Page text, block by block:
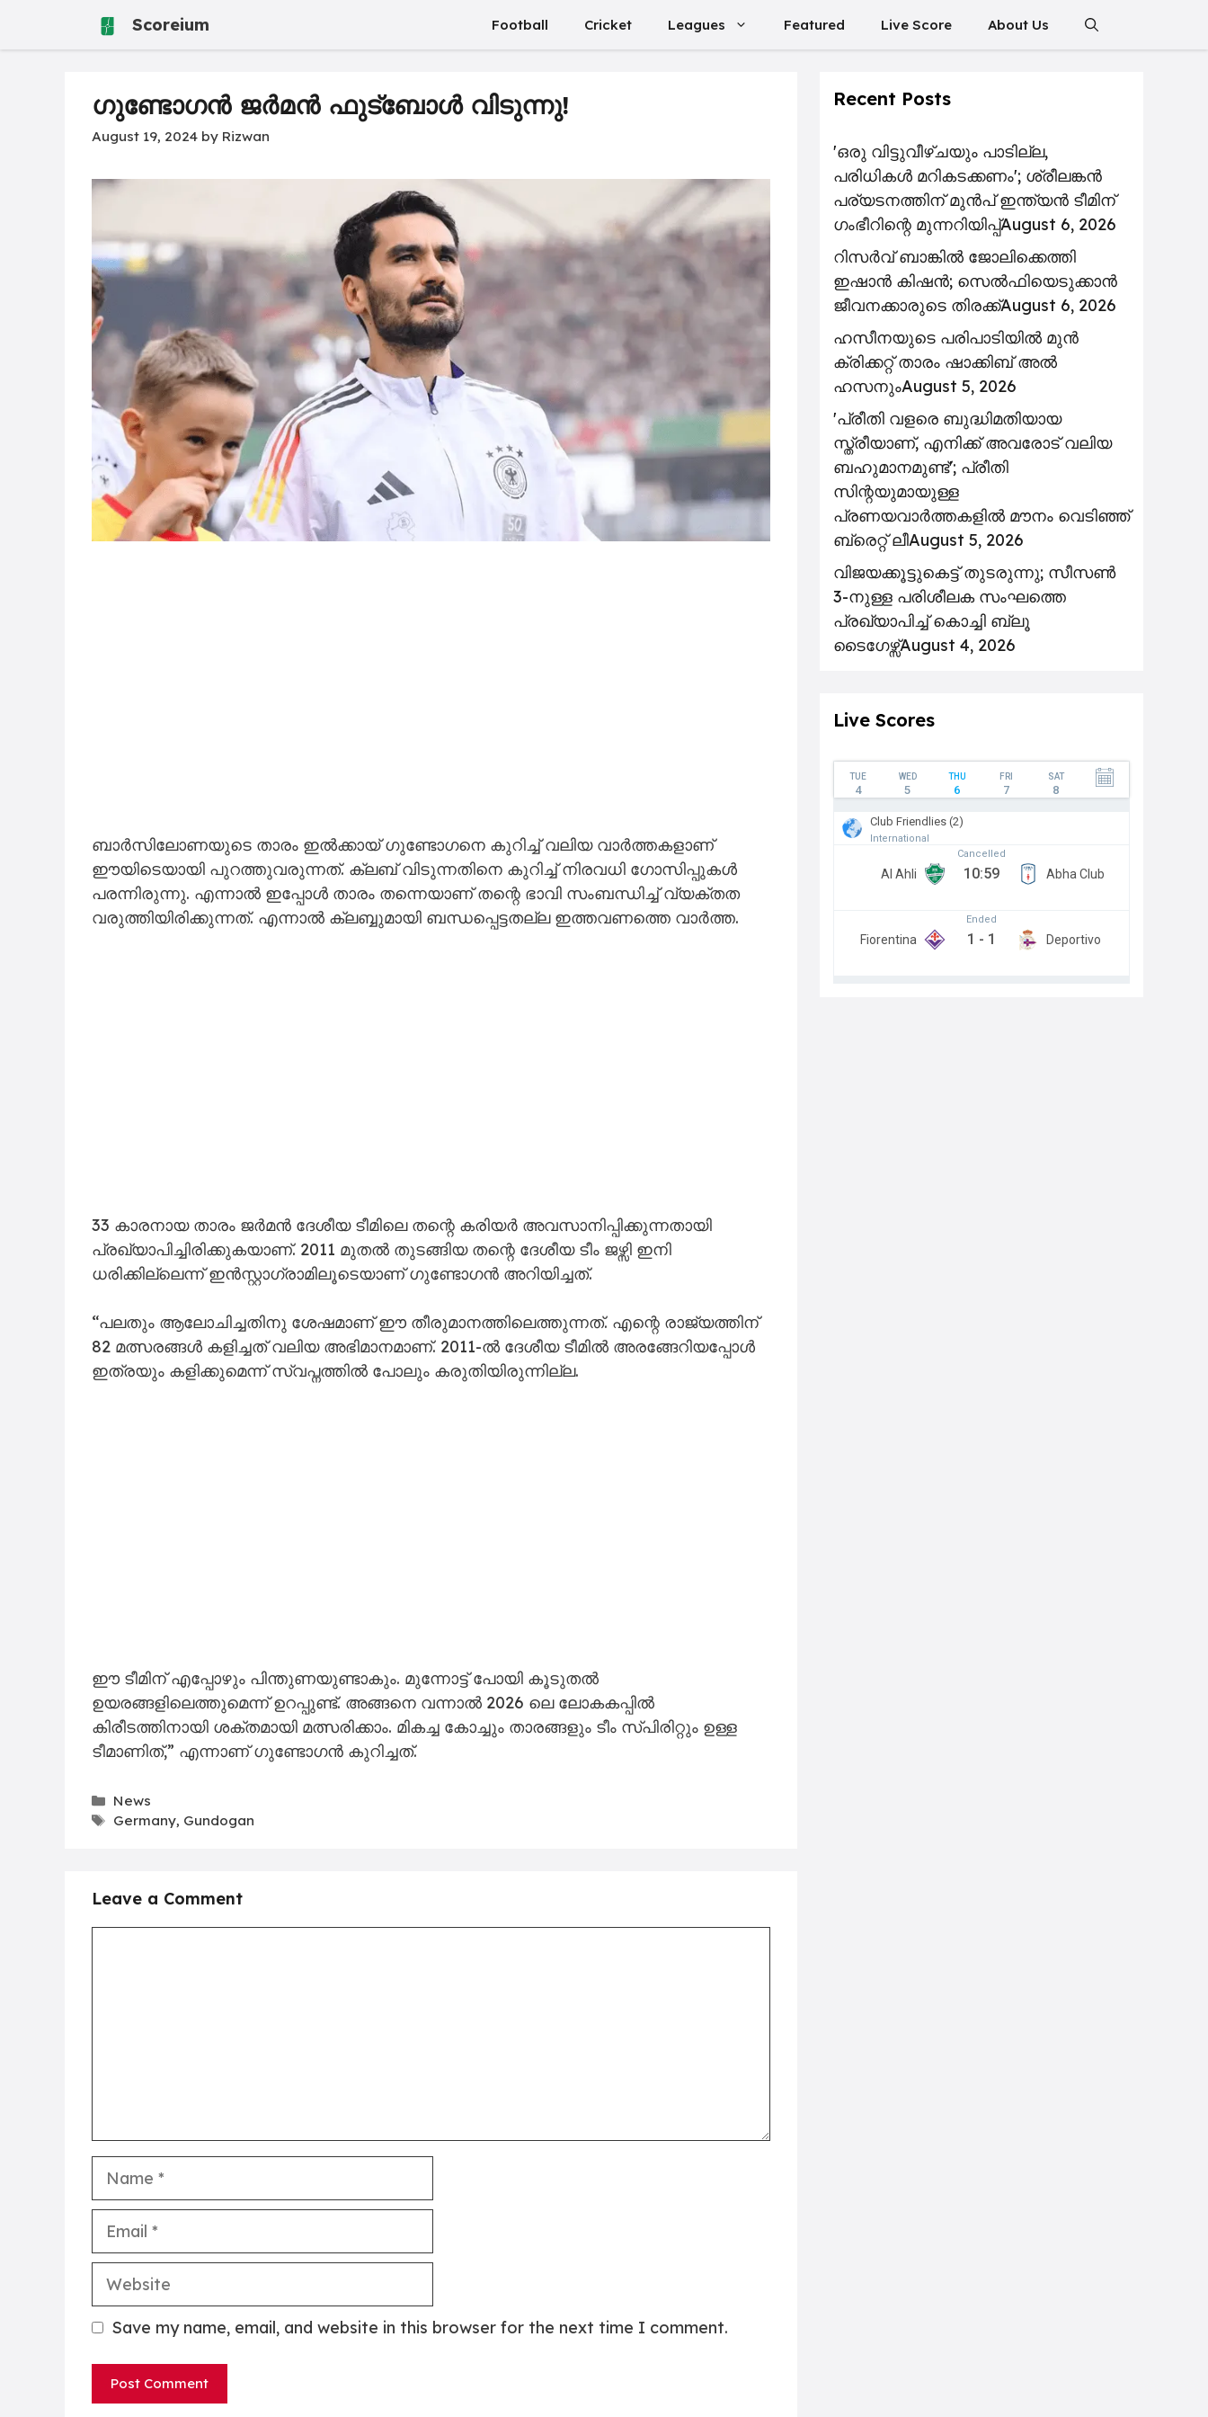
Scoreium Football Cricket Leagues Featured Live Score About Us
ഗുണ്ടോഗൻ ജർമൻ ഫുട്ബോൾ വിടുന്നു!
August 19, 2024 by Rizwan
ബാർസിലോണയുടെ താരം ഇൽക്കായ് ഗുണ്ടോഗനെ കുറിച്ച് വലിയ വാർത്തകളാണ്
ഈയിടെയായി പുറത്തുവരുന്നത്. ക്ലബ് വിടുന്നതിനെ കുറിച്ച് നിരവധി ഗോസിപ്പുകൾ
പരന്നിരുന്നു. എന്നാൽ ഇപ്പോൾ താരം തന്നെയാണ് തന്റെ ഭാവി സംബന്ധിച്ച് വ്യക്തത
വരുത്തിയിരിക്കുന്നത്. എന്നാൽ ക്ലബ്ബുമായി ബന്ധപ്പെട്ടതല്ല ഇത്തവണത്തെ വാർത്ത.
33 കാരനായ താരം ജർമൻ ദേശീയ ടീമിലെ തന്റെ കരിയർ അവസാനിപ്പിക്കുന്നതായി
പ്രഖ്യാപിച്ചിരിക്കുകയാണ്. 2011 മുതൽ തുടങ്ങിയ തന്റെ ദേശീയ ടീം ജഴ്സി ഇനി
ധരിക്കില്ലെന്ന് ഇൻസ്റ്റാഗ്രാമിലൂടെയാണ് ഗുണ്ടോഗൻ അറിയിച്ചത്.
“പലതും ആലോചിച്ചതിനു ശേഷമാണ് ഈ തീരുമാനത്തിലെത്തുന്നത്. എന്റെ രാജ്യത്തിന്
82 മത്സരങ്ങൾ കളിച്ചത് വലിയ അഭിമാനമാണ്. 2011-ൽ ദേശീയ ടീമിൽ അരങ്ങേറിയപ്പോൾ
ഇത്രയും കളിക്കുമെന്ന് സ്വപ്നത്തിൽ പോലും കരുതിയിരുന്നില്ല.
ഈ ടീമിന് എപ്പോഴും പിന്തുണയുണ്ടാകും. മുന്നോട്ട് പോയി കൂടുതൽ
ഉയരങ്ങളിലെത്തുമെന്ന് ഉറപ്പുണ്ട്. അങ്ങനെ വന്നാൽ 2026 ലെ ലോകകപ്പിൽ
കിരീടത്തിനായി ശക്തമായി മത്സരിക്കാം. മികച്ച കോച്ചും താരങ്ങളും ടീം സ്പിരിറ്റും ഉള്ള
ടീമാണിത്,” എന്നാണ് ഗുണ്ടോഗൻ കുറിച്ചത്.
Categories
News
Tags
Germany, Gundogan
Leave a Comment
Name
Email
Website
Save my name, email, and website in this browser for the next time I comment.
Recent Posts
'ഒരു വിട്ടുവീഴ്ചയും പാടില്ല,
പരിധികൾ മറികടക്കണം'; ശ്രീലങ്കൻ
പര്യടനത്തിന് മുൻപ് ഇന്ത്യൻ ടീമിന്
ഗംഭീറിന്റെ മുന്നറിയിപ്പ്August 6, 2026
റിസര്‍വ് ബാങ്കിൽ ജോലിക്കെത്തി
ഇഷാന്‍ കിഷന്‍; സെൽഫിയെടുക്കാൻ
ജീവനക്കാരുടെ തിരക്ക്August 6, 2026
ഹസീനയുടെ പരിപാടിയിൽ മുൻ
ക്രിക്കറ്റ് താരം ഷാക്കിബ് അൽ
ഹസനുംAugust 5, 2026
'പ്രീതി വളരെ ബുദ്ധിമതിയായ
സ്ത്രീയാണ്, എനിക്ക് അവരോട് വലിയ
ബഹുമാനമുണ്ട്'; പ്രീതി
സിന്റയുമായുള്ള
പ്രണയവാർത്തകളിൽ മൗനം വെടിഞ്ഞ്
ബ്രെറ്റ് ലീAugust 5, 2026
വിജയക്കൂട്ടുകെട്ട് തുടരുന്നു; സീസൺ
3-നുള്ള പരിശീലക സംഘത്തെ
പ്രഖ്യാപിച്ച് കൊച്ചി ബ്ലൂ
ടൈഗേഴ്സ്August 4, 2026
Live Scores
TUE
4
WED
5
THU
6
FRI
7
SAT
8
Club Friendlies (2)
International
Al Ahli
Cancelled
10:59 Abha Club
Fiorentina
Ended
1 - 1 Deportivo